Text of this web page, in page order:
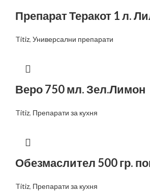
Препарат Теракот 1 л.
Titiz, Универсални препарати
Веро 750 мл. Зел.Лимон
Titiz, Препарати за кухня
Обезмаслител 500 гр.
Titiz, Препарати за кухня